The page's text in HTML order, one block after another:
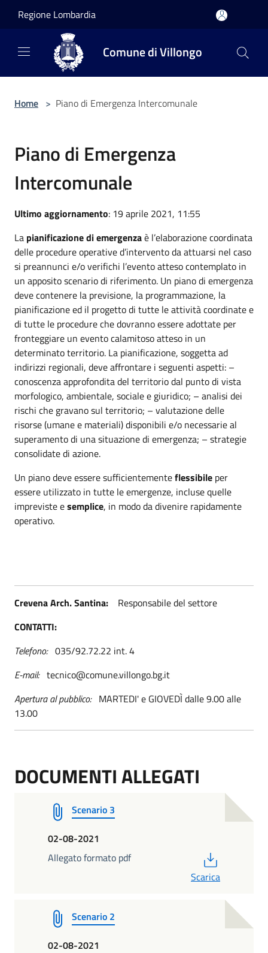
Regione Lombardia
Comune di Villongo
Home > Piano di Emergenza Intercomunale
Piano di Emergenza
Intercomunale
Ultimo aggiornamento: 19 aprile 2021, 11:55
La pianificazione di emergenzaè l’elaborazione coordinata
delle procedure operative d’intervento da attuarsi nel caso
si preannunci e/o verifichi l’evento atteso contemplato in
un apposito scenario di riferimento. Un piano di emergenza
deve contenere la previsione, la programmazione, la
pianificazione ed il progetto di tutte le attività coordinate e
di tutte le procedure che dovranno essere adottate per
fronteggiare un evento calamitoso atteso in un
determinato territorio. La pianificazione, soggetta ad
indirizzi regionali, deve affrontare i seguenti aspetti: –
conoscenza approfondita del territorio dal punto di vista
morfologico, ambientale, sociale e giuridico; – analisi dei
rischi che gravano sul territorio; – valutazione delle
risorse (umane e materiali) disponibili e/o necessarie al
superamento di una situazione di emergenza; – strategie
consolidate di azione.
Un piano deve essere sufficientementeflessibile per
essere utilizzato in tutte le emergenze, incluse quelle
impreviste esemplice, in modo da divenire rapidamente
operativo.
Crevena Arch. Santina: Responsabile del settore
CONTATTI:
Telefono:035/92.72.22 int. 4
E-mail: tecnico@comune.villongo.bg.it
Apertura al pubblico:MARTEDI' e GIOVEDÌ dalle 9.00 alle
13.00
DOCUMENTI ALLEGATI
Scenario 3
02-08-2021
Allegato formato pdf
Scarica
Scenario 2
02-08-2021